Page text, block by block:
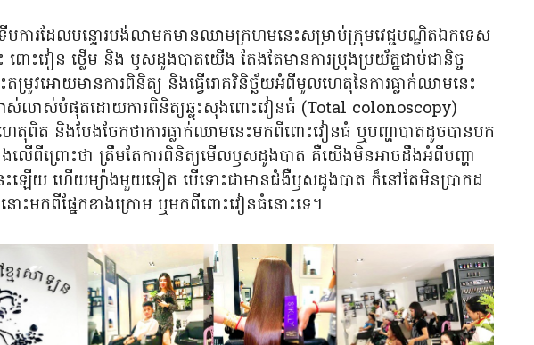
ើបការដែលបន្ទោរបង់លាមកមានឈាមក្រហមនេះសម្រាប់ក្រុមវេជ្ជបណ្ឌិតឯកទេស
ពោះវៀន ថ្លើម និង ឫសដូងបាតយើង តែងតែមានការប្រុងប្រយ័ត្នជាប់ជានិច្ច
ម្រូវអោយមានការពិនិត្យ និងធ្វើរោគវិនិច្ឆ័យអំពីមូលហេតុនៃការធ្លាក់ឈាមនេះ
ស់លាស់បំផុតដោយការពិនិត្យឆ្លុះសុងពោះវៀនធំ (Total colonoscopy)
េតុពិត និងបែងចែកថាការធ្លាក់ឈាមនេះមកពីពោះវៀនធំ ឬបញ្ហាបាតដូចបានបក
លើពីព្រោះថា ត្រឹមតែការពិនិត្យមើលឫសដូងបាត គឺយើងមិនអាចដឹងអំពីបញ្ហា
ះឡើយ ហើយម្យ៉ាងមួយទៀត បើទោះជាមានជំងឺឫសដូងបាត ក៏នៅតែមិនប្រាកដ
ោះមកពីផ្នែកខាងក្រោម ឬមកពីពោះវៀនធំនោះទេ។